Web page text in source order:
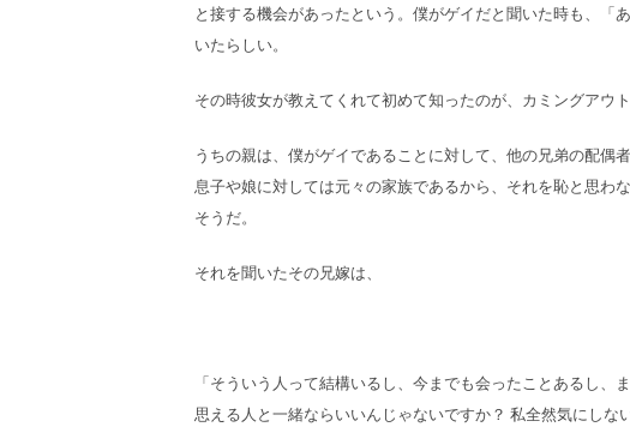
と接する機会があったという。僕がゲイだと聞いた時も、「
いたらしい。
その時彼女が教えてくれて初めて知ったのが、カミングアウ
うちの親は、僕がゲイであることに対して、他の兄弟の配偶
息子や娘に対しては元々の家族であるから、それを恥と思わ
そうだ。
それを聞いたその兄嫁は、
「そういう人って結構いるし、今までも会ったことあるし、
思える人と一緒ならいいんじゃないですか？ 私全然気にしな